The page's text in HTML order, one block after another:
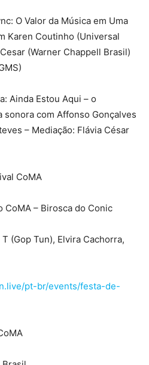
O Valor da Música em Uma
Karen Coutinho (Universal
(Warner Chappell Brasil)
Ainda Estou Aqui – o
com Affonso Gonçalves
– Mediação: Flávia César
CoMA
CoMA – Birosca do Conic
(Gop Tun), Elvira Cachorra,
pt-br/events/festa-de-